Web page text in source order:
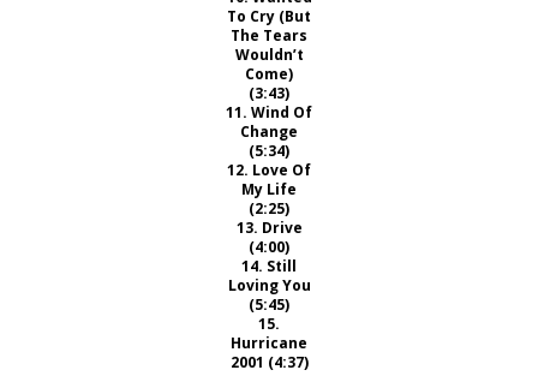
To Cry (But
The Tears
Wouldn’t
Come)
(3:43)
11. Wind Of
Change
(5:34)
12. Love Of
My Life
(2:25)
13. Drive
(4:00)
14. Still
Loving You
(5:45)
15.
Hurricane
2001 (4:37)